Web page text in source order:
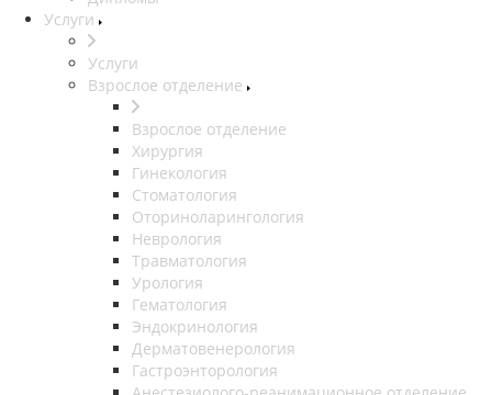
Услуги
Услуги
Взрослое отделение
Взрослое отделение
Хирургия
Гинекология
Стоматология
Оториноларингология
Неврология
Травматология
Урология
Гематология
Эндокринология
Дерматовенерология
Гастроэнторология